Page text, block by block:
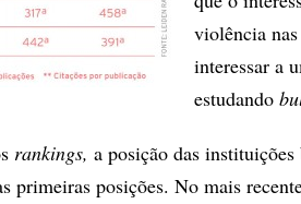
violência
interessar a
estudando
rankings, a posição das
primeiras posições. No mais